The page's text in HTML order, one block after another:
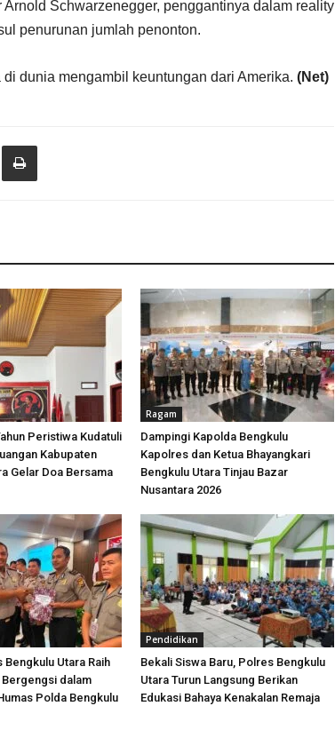
Schwarzenegger, penggantinya dalam reality
penurunan jumlah penonton.
dunia mengambil keuntungan dari Amerika. (Net)
Peristiwa Kudatuli
Kabupaten
Gelar Doa Bersama
Ragam
Dampingi Kapolda Bengkulu
Kapolres dan Ketua Bhayangkari
Bengkulu Utara Tinjau Bazar
Nusantara 2026
Bengkulu Utara Raih
dalam
Polda Bengkulu
Pendidikan
Bekali Siswa Baru, Polres Bengkulu
Utara Turun Langsung Berikan
Edukasi Bahaya Kenakalan Remaja